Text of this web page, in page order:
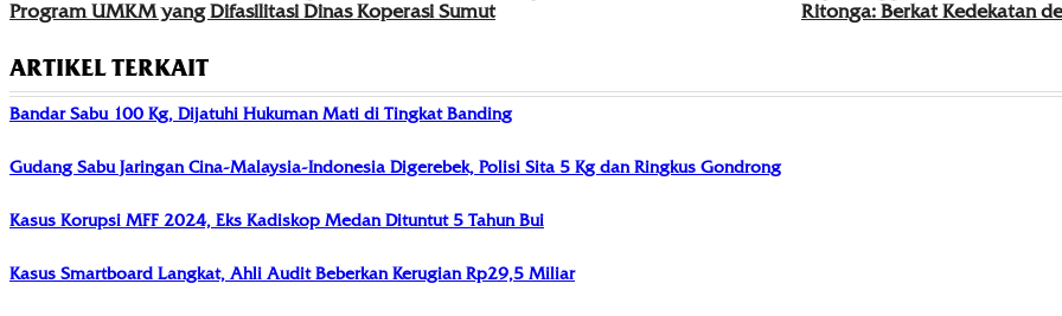
Program UMKM yang Difasilitasi Dinas Koperasi Sumut
Ritonga: Berkat Kedekatan
ARTIKEL TERKAIT
Bandar Sabu 100 Kg, Dijatuhi Hukuman Mati di Tingkat Banding
Gudang Sabu Jaringan Cina-Malaysia-Indonesia Digerebek, Polisi Sita 5 Kg dan Ringkus Gondrong
Kasus Korupsi MFF 2024, Eks Kadiskop Medan Dituntut 5 Tahun Bui
Kasus Smartboard Langkat, Ahli Audit Beberkan Kerugian Rp29,5 Miliar